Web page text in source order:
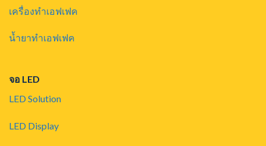
เครื่องทำเอฟเฟค
น้ำยาทำเอฟเฟค
จอ LED
LED Solution
LED Display